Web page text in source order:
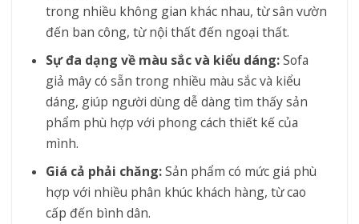
trong nhiều không gian khác nhau, từ sân vườn
đến ban công, từ nội thất đến ngoại thất.
Sự đa dạng về màu sắc và kiểu dáng:Sofa
giả mây có sẵn trong nhiều màu sắc và kiểu
dáng, giúp người dùng dễ dàng tìm thấy sản
phẩm phù hợp với phong cách thiết kế của
mình.
Giá cả phải chăng:Sản phẩm có mức giá phù
hợp với nhiều phân khúc khách hàng, từ cao
cấp đến bình dân.